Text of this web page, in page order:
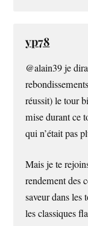
yp78
@alain39 je
réussit) le tour
mise durant ce
qui n’était pas
Mais je te
rendement des
saveur dans les
les classiques